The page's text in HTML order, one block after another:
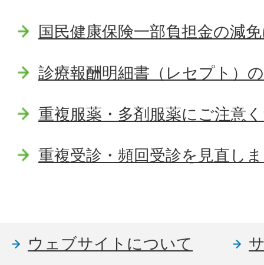
国民健康保険一部負担金の減
診療報酬明細書（レセプト）
重複服薬・多剤服薬にご注意
重複受診・頻回受診を見直し
ウェブサイトについて